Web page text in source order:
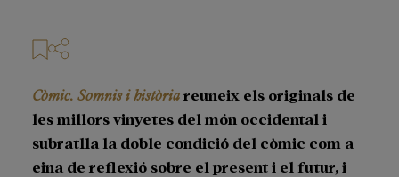
Còmic. Somnis i històriareuneix els originals de
les millors vinyetes del món occidental i
subratlla la doble condició del còmic com a
eina de reflexió sobre el present i el futur, i